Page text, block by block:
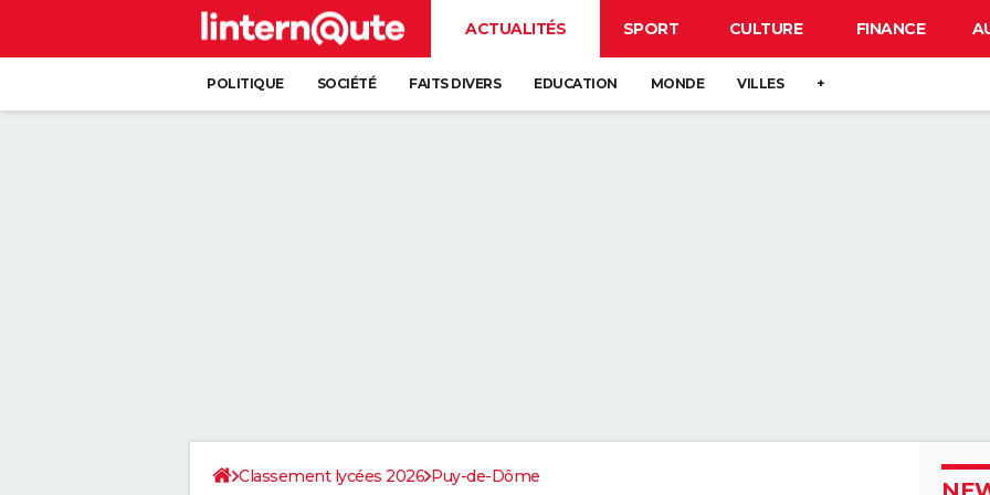
ACTUALITÉS SPORT CULTURE FINANCE
POLITIQUE SOCIÉTÉ FAITS DIVERS EDUCATION MONDE VILLES +
Classement lycées 2026 Puy-de-Dôme